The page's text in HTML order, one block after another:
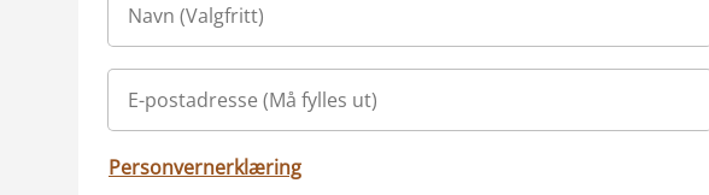
Personvernerklæring